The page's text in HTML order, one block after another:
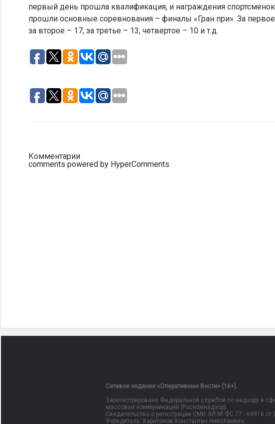
первый день прошла квалификация, и награждения
прошли основные соревнования – финалы «Гран при». За
за второе – 17, за третье – 13, четвертое – 10 и т.д.
Комментарии
comments powered by HyperComments
Сетевое издание «Оперативные Вести» (16+).
Зарегистрировано Федеральной службой по надзору в
массовых коммуникаций (Роскомнадзор).
Свидетельство о регистрации СМИ ЭЛ № ФС 77 - 69916 от
Учредитель: Харитонов Константин Николаевич.